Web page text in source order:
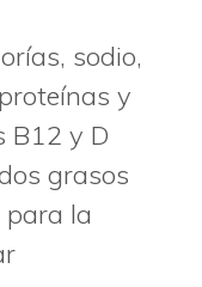
sodio,
y
B12 y D
grasos
para la